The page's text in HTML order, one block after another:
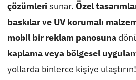
çözümlerisunar. Özel
baskılar ve UV korumalı
mobil bir reklam panosuna
kaplama veya bölgesel
yollarda binlerce kişiye ulaştırın!